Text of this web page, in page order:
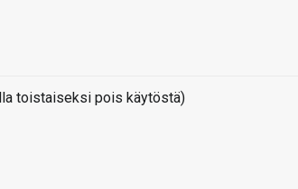
toistaiseksi pois käytöstä)